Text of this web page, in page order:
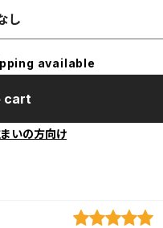
し
available
cart
いの方向け